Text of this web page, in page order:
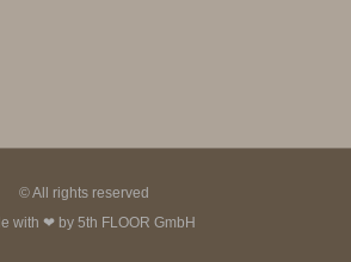
© All rights reserved
with ❤ by 5th FLOOR GmbH